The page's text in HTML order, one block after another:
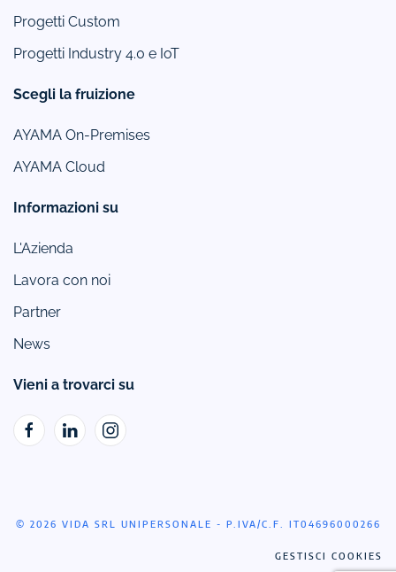
Progetti Custom
Progetti Industry 4.0 e IoT
Scegli la fruizione
AYAMA On-Premises
AYAMA Cloud
Informazioni su
L'Azienda
Lavora con noi
Partner
News
Vieni a trovarci su
© 2026 VIDA SRL UNIPERSONALE - P.IVA/C.F. IT04696000266
GESTISCI COOKIES